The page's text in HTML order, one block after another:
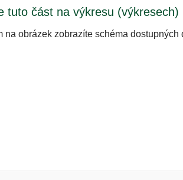
tuto část na výkresu (výkresech)
na obrázek zobrazíte schéma